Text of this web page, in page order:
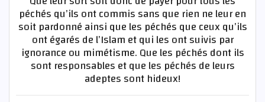
péchés qu’ils ont commis sans que rien ne leur en
soit pardonné ainsi que les péchés que ceux qu’ils
ont égarés de l’Islam et qui les ont suivis par
ignorance ou mimétisme. Que les péchés dont ils
sont responsables et que les péchés de leurs
adeptes sont hideux!